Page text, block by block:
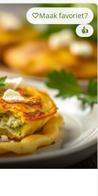
Maak favoriet7
👍